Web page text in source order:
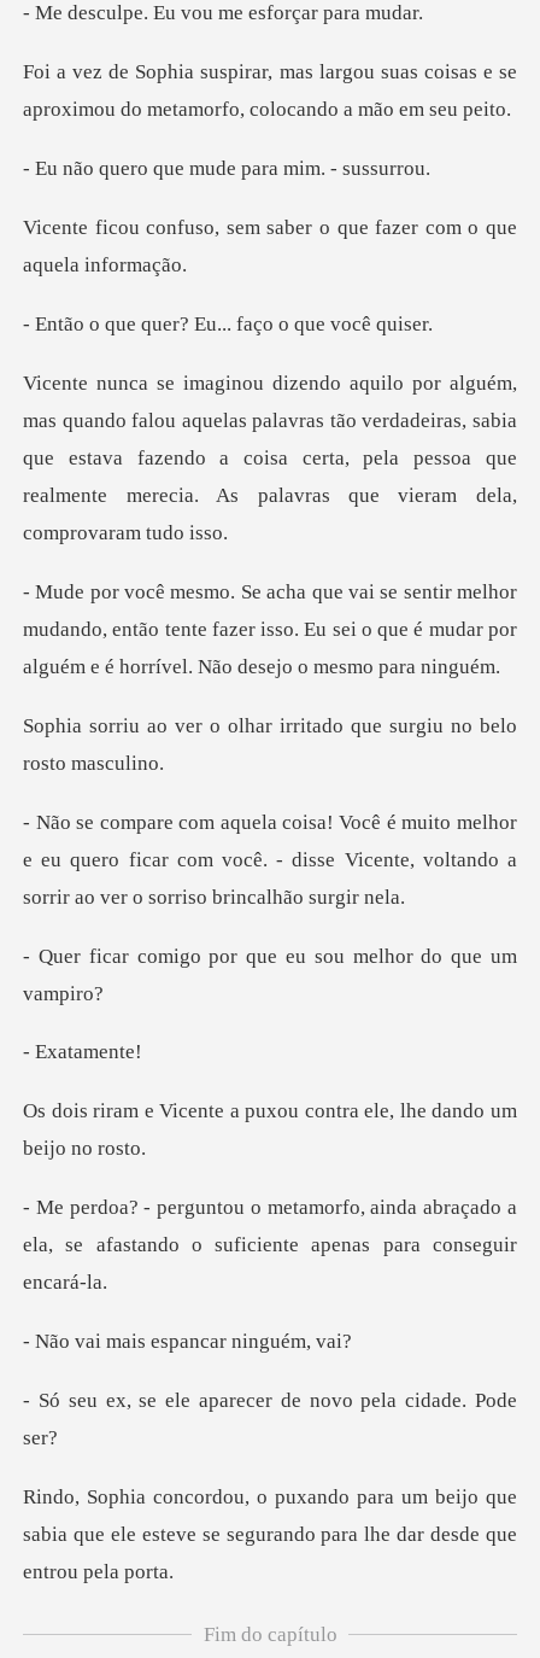
Eu vou me esfor
gou suas coisas e se
aproximou do met
que mude para m
em saber o que fazer com
er? Eu... faço o
s palavras tão verdadeiras, sabia
que estava fazendo a coisa certa, pela pes
mudando, então tente fazer isso. Eu sei o que é mudar
lhar irritado que surgiu
or
e eu quero ficar com você. - disse Vicente, volta
por que eu sou melho
atam
a puxou contra ele, lhe
inda abraçado a
ela, se afastando o suf
is espancar
aparecer de novo p
beijo que
sabia que ele esteve se seguran
Fim do capítulo